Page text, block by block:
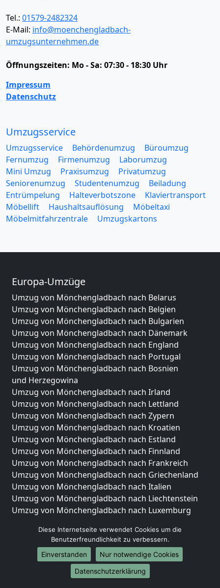
Tel.: 01579-2482324
E-Mail: info@moenchengladbach-
umzugsunternehmen.de
Öffnungszeiten: Mo - Sa: 07:30 - 18:30 Uhr
Impressum
Datenschutz
Umzugsservice
Umzugsservice Behördenumzug
Büroumzug
Fernumzug
Firmenumzug
Laborumzug
Mini Umzug
Praxisumzug
Privatumzug
Seniorenumzug
Studentenumzug
Beiladung
Entrümpelung
Halteverbotszone
Klaviertransport
Möbellift
Haushaltsauflösung
Möbeltaxi
Möbelmitfahrzentrale
Umzugskartons
Europa-Umzüge
Umzug von Mönchengladbach nach Belarus
Umzug von Mönchengladbach nach Belgien
Umzug von Mönchengladbach nach Bulgarien
Umzug von Mönchengladbach nach Dänemark
Umzug von Mönchengladbach nach England
Umzug von Mönchengladbach nach Portugal
Umzug von Mönchengladbach nach Bosnien
und Herzegowina
Umzug von Mönchengladbach nach Irland
Umzug von Mönchengladbach nach Lettland
Umzug von Mönchengladbach nach Zypern
Umzug von Mönchengladbach nach Kroatien
Umzug von Mönchengladbach nach Estland
Umzug von Mönchengladbach nach Finnland
Umzug von Mönchengladbach nach Frankreich
Umzug von Mönchengladbach nach Griechenland
Umzug von Mönchengladbach nach Italien
Umzug von Mönchengladbach nach Liechtenstein
Umzug von Mönchengladbach nach Luxemburg
Umzug von Mönchengladbach nach Norwegen
Umzüge-Deutschlandweit
Umzug von Mönchengladbach nach Berlin
Umzug von Mönchengladbach nach Hamburg
Diese Internetseite verwendet Cookies um die
Benutzerfreundlichkeit zu verbessern.
Einverstanden
Nur notwendige Cookies
Datenschutzerklärung